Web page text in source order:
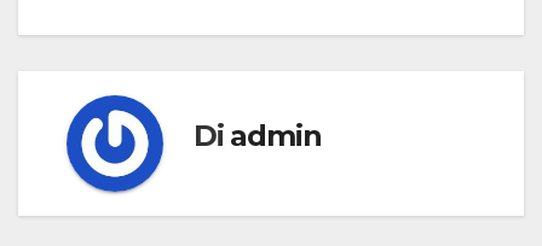
Di admin